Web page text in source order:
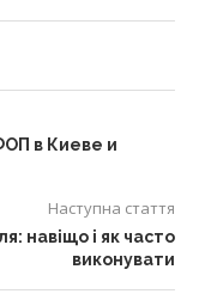
в Киеве и
Наступна стаття
навіщо і як часто
виконувати